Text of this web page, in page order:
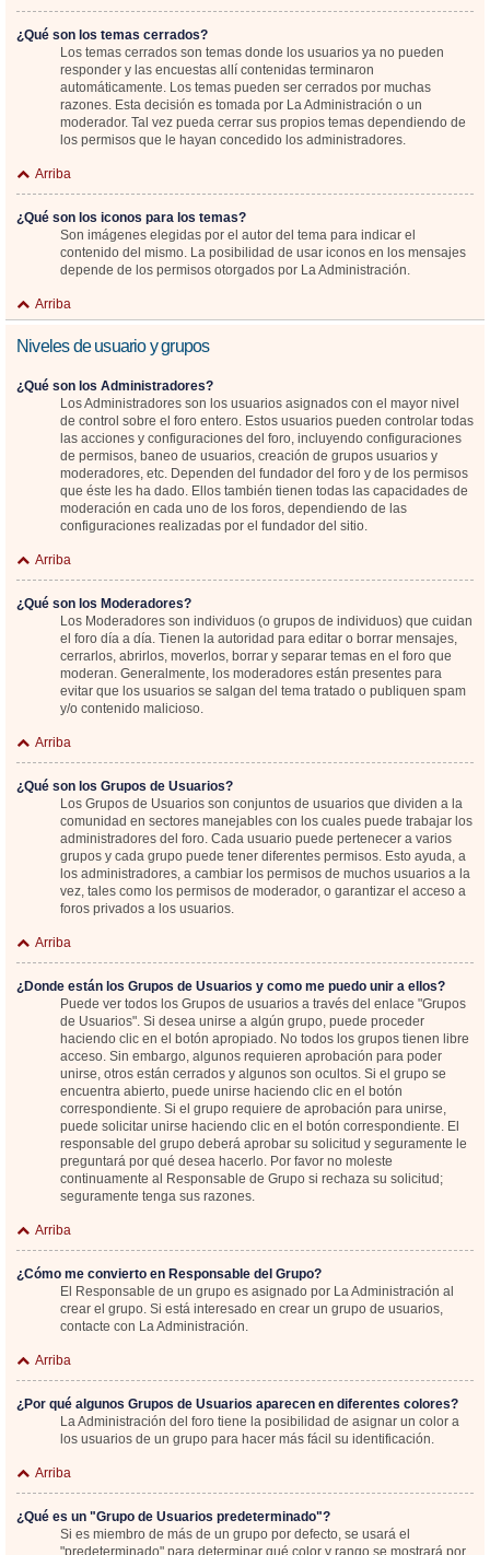
¿Qué son los temas cerrados?
Los temas cerrados son temas donde los usuarios ya no pueden
responder y las encuestas allí contenidas terminaron
automáticamente. Los temas pueden ser cerrados por muchas
razones. Esta decisión es tomada por La Administración o un
moderador. Tal vez pueda cerrar sus propios temas dependiendo de
los permisos que le hayan concedido los administradores.
Arriba
¿Qué son los iconos para los temas?
Son imágenes elegidas por el autor del tema para indicar el
contenido del mismo. La posibilidad de usar iconos en los mensajes
depende de los permisos otorgados por La Administración.
Arriba
Niveles de usuario y grupos
¿Qué son los Administradores?
Los Administradores son los usuarios asignados con el mayor nivel
de control sobre el foro entero. Estos usuarios pueden controlar todas
las acciones y configuraciones del foro, incluyendo configuraciones
de permisos, baneo de usuarios, creación de grupos usuarios y
moderadores, etc. Dependen del fundador del foro y de los permisos
que éste les ha dado. Ellos también tienen todas las capacidades de
moderación en cada uno de los foros, dependiendo de las
configuraciones realizadas por el fundador del sitio.
Arriba
¿Qué son los Moderadores?
Los Moderadores son individuos (o grupos de individuos) que cuidan
el foro día a día. Tienen la autoridad para editar o borrar mensajes,
cerrarlos, abrirlos, moverlos, borrar y separar temas en el foro que
moderan. Generalmente, los moderadores están presentes para
evitar que los usuarios se salgan del tema tratado o publiquen spam
y/o contenido malicioso.
Arriba
¿Qué son los Grupos de Usuarios?
Los Grupos de Usuarios son conjuntos de usuarios que dividen a la
comunidad en sectores manejables con los cuales puede trabajar los
administradores del foro. Cada usuario puede pertenecer a varios
grupos y cada grupo puede tener diferentes permisos. Esto ayuda, a
los administradores, a cambiar los permisos de muchos usuarios a la
vez, tales como los permisos de moderador, o garantizar el acceso a
foros privados a los usuarios.
Arriba
¿Donde están los Grupos de Usuarios y como me puedo unir a ellos?
Puede ver todos los Grupos de usuarios a través del enlace "Grupos
de Usuarios". Si desea unirse a algún grupo, puede proceder
haciendo clic en el botón apropiado. No todos los grupos tienen libre
acceso. Sin embargo, algunos requieren aprobación para poder
unirse, otros están cerrados y algunos son ocultos. Si el grupo se
encuentra abierto, puede unirse haciendo clic en el botón
correspondiente. Si el grupo requiere de aprobación para unirse,
puede solicitar unirse haciendo clic en el botón correspondiente. El
responsable del grupo deberá aprobar su solicitud y seguramente le
preguntará por qué desea hacerlo. Por favor no moleste
continuamente al Responsable de Grupo si rechaza su solicitud;
seguramente tenga sus razones.
Arriba
¿Cómo me convierto en Responsable del Grupo?
El Responsable de un grupo es asignado por La Administración al
crear el grupo. Si está interesado en crear un grupo de usuarios,
contacte con La Administración.
Arriba
¿Por qué algunos Grupos de Usuarios aparecen en diferentes colores?
La Administración del foro tiene la posibilidad de asignar un color a
los usuarios de un grupo para hacer más fácil su identificación.
Arriba
¿Qué es un "Grupo de Usuarios predeterminado"?
Si es miembro de más de un grupo por defecto, se usará el
"predeterminado" para determinar qué color y rango se mostrará por